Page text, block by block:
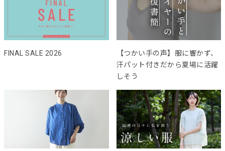
FINAL SALE 2026
【つかい手の声】服に響かず、
汗パット付きだから夏場に活躍
しそう